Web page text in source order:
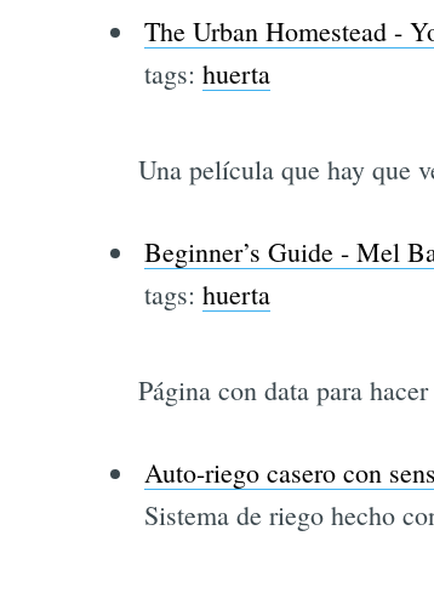
The Urban Homestead -
tags: huerta
Una película que hay que
Beginner’s Guide - Mel
tags: huerta
Página con data para
Auto-riego casero con
Sistema de riego hecho